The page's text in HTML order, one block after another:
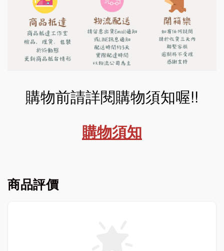
購物前請詳閱購物須知喔!!
購物須知
商品評價